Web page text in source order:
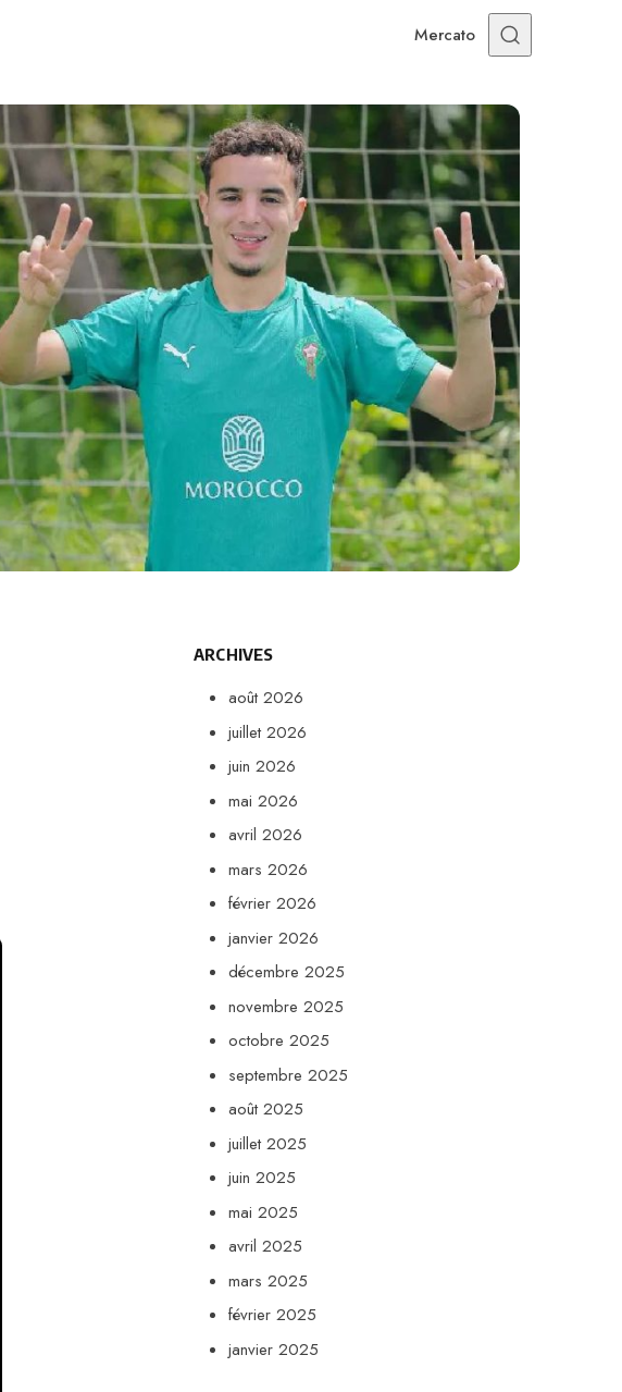
Mercato
ARCHIVES
août 2026
juillet 2026
juin 2026
mai 2026
avril 2026
mars 2026
février 2026
janvier 2026
décembre 2025
novembre 2025
octobre 2025
septembre 2025
août 2025
juillet 2025
juin 2025
mai 2025
avril 2025
mars 2025
février 2025
janvier 2025